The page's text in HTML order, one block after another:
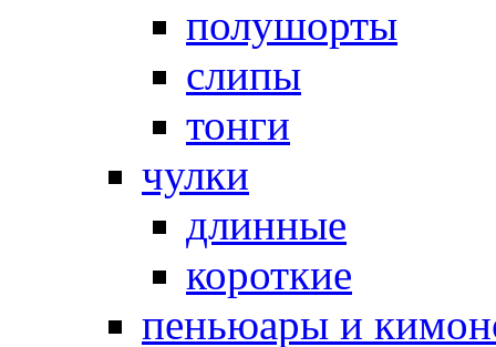
полушорты
слипы
тонги
чулки
длинные
короткие
пеньюары и